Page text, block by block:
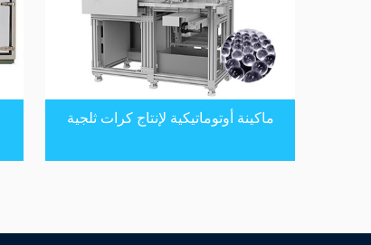
ماكينة أوتوماتيكية لإنتاج كرات ثلجية